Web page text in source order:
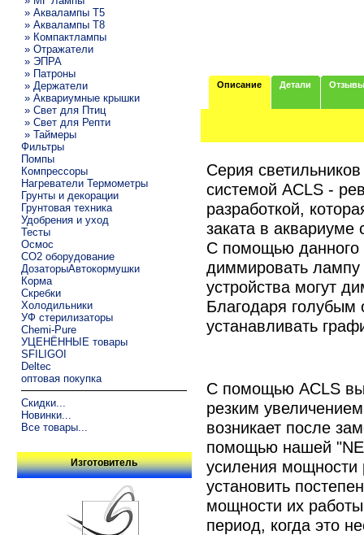
» Аквалампы T5
» Аквалампы T8
» Компактлампы
» Отражатели
» ЭПРА
» Патроны
» Держатели
» Аквариумные крышки
» Свет для Птиц
» Свет для Репти
» Таймеры
Фильтры
Помпы
Компрессоры
Нагреватели Термометры
Грунты и декорации
Грунтовая техника
Удобрения и уход
Тесты
Осмос
CO2 оборудование
ДозаторыАвтокормушки
Корма
Скребки
Холодильники
УФ стерилизаторы
Chemi-Pure
УЦЕНЁННЫЕ товары
SFILIGOI
Deltec
оптовая покупка
Скидки...
Новинки...
Все товары...
Изготовитель
Описание Детали Отзывы
Серия
системой ACLS -
разработкой,
заката в
С помощью данного
диммировать лампу
устройства могут
Благодаря голубым
устанавливать
С помощью ACLS вы
резким
возникает после
помощью нашей
усиления
установить
мощности их
период, когда это